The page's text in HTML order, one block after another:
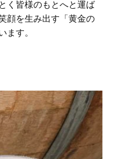
く皆様のもとへと運ば
顔を生み出す「黄金の
ます。